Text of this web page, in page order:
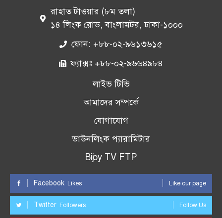
রাহাত টাওয়ার (৮ম তলা)
১৪ লিংক রোড, বাংলামটর, ঢাকা-১০০০
ফোন: +৮৮-০২-৯৬১৩৬১৫
ফ্যাক্সঃ +৮৮-০২-৯৬৬৪৯৮৪
লাইভ টিভি
আমাদের সম্পর্কে
যোগাযোগ
ডাউনলিংক প্যারামিটার
Bijoy TV FTP
Facebook Likes Like our page
Twitter Followers Follow Us